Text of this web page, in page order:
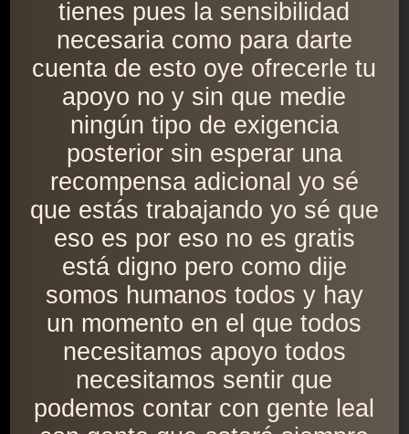
tienes pues la sensibilidad
necesaria como para darte
cuenta de esto oye ofrecerle tu
apoyo no y sin que medie
ningún tipo de exigencia
posterior sin esperar una
recompensa adicional yo sé
que estás trabajando yo sé que
eso es por eso no es gratis
está digno pero como dije
somos humanos todos y hay
un momento en el que todos
necesitamos apoyo todos
necesitamos sentir que
podemos contar con gente leal